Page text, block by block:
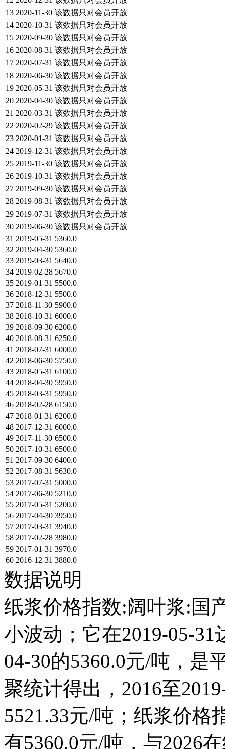
13 2020-11-30 该数据只对会员开放
14 2020-10-31 该数据只对会员开放
15 2020-09-30 该数据只对会员开放
16 2020-08-31 该数据只对会员开放
17 2020-07-31 该数据只对会员开放
18 2020-06-30 该数据只对会员开放
19 2020-05-31 该数据只对会员开放
20 2020-04-30 该数据只对会员开放
21 2020-03-31 该数据只对会员开放
22 2020-02-29 该数据只对会员开放
23 2020-01-31 该数据只对会员开放
24 2019-12-31 该数据只对会员开放
25 2019-11-30 该数据只对会员开放
26 2019-10-31 该数据只对会员开放
27 2019-09-30 该数据只对会员开放
28 2019-08-31 该数据只对会员开放
29 2019-07-31 该数据只对会员开放
30 2019-06-30 该数据只对会员开放
31 2019-05-31 5360.0
32 2019-04-30 5360.0
33 2019-03-31 5640.0
34 2019-02-28 5670.0
35 2019-01-31 5500.0
36 2018-12-31 5500.0
37 2018-11-30 5900.0
38 2018-10-31 6000.0
39 2018-09-30 6200.0
40 2018-08-31 6250.0
41 2018-07-31 6000.0
42 2018-06-30 5750.0
43 2018-05-31 6100.0
44 2018-04-30 5950.0
45 2018-03-31 5950.0
46 2018-02-28 6150.0
47 2018-01-31 6200.0
48 2017-12-31 6000.0
49 2017-11-30 6500.0
50 2017-10-31 6500.0
51 2017-09-30 6400.0
52 2017-08-31 5630.0
53 2017-07-31 5000.0
54 2017-06-30 5210.0
55 2017-05-31 5200.0
56 2017-04-30 3950.0
57 2017-03-31 3940.0
58 2017-02-28 3980.0
59 2017-01-31 3970.0
60 2016-12-31 3880.0
数据说明
纸浆价格指数:阔叶浆:国
小波动；它在2019-05-31
04-30的5360.0元/吨，是
聚统计得出，2016至
5521.33元/吨；纸浆价格
有5360.0元/吨，与2026